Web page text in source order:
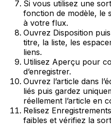
Si vous utilisez une
fonction de modèle, le
à votre flux.
Ouvrez Disposition
titre, la liste, les
liens.
Utilisez Aperçu pour
d’enregistrer.
Ouvrez l’article dans
liés puis gardez
réellement l’article en
Relisez Enregistrements
faibles et vérifiez la